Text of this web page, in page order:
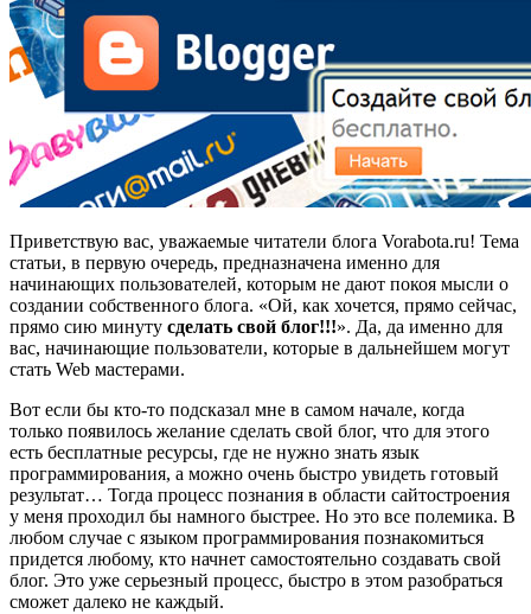
Приветствую вас, уважаемые читатели блога Vorabota.ru! Тема
статьи, в первую очередь, предназначена именно для
начинающих пользователей, которым не дают покоя мысли о
создании собственного блога. «Ой, как хочется, прямо сейчас,
прямо сию минуту сделать свой блог!!!». Да, да именно для
вас, начинающие пользователи, которые в дальнейшем могут
стать Web мастерами.
Вот если бы кто-то подсказал мне в самом начале, когда
только появилось желание сделать свой блог, что для этого
есть бесплатные ресурсы, где не нужно знать язык
программирования, а можно очень быстро увидеть готовый
результат… Тогда процесс познания в области сайтостроения
у меня проходил бы намного быстрее. Но это все полемика. В
любом случае с языком программирования познакомиться
придется любому, кто начнет самостоятельно создавать свой
блог. Это уже серьезный процесс, быстро в этом разобраться
сможет далеко не каждый.